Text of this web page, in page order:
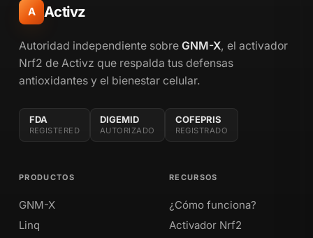
A Activz
Autoridad independiente sobre GNM-X, el activador
Nrf2 de Activz que respalda tus defensas
antioxidantes y el bienestar celular.
FDA
REGISTERED
DIGEMID
AUTORIZADO
COFEPRIS
REGISTRADO
PRODUCTOS
GNM-X
Linq
RECURSOS
¿Cómo funciona?
Activador Nrf2